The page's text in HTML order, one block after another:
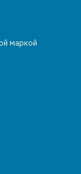
маркой